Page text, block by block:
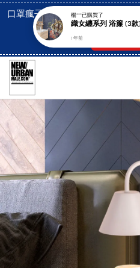
口罩瘋子官網, 放心訂購! 香港澳
市貨到付
楊***已購買了
織女纏系列 浴簾 (3款)
1 年前